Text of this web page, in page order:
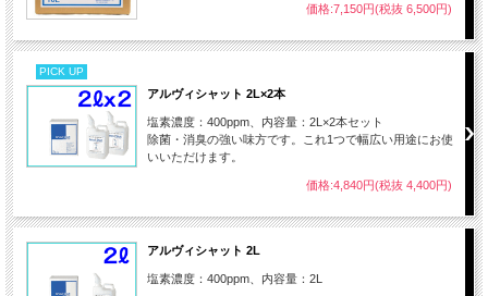
価格:7,150円(税抜 6,500円)
PICK UP
アルヴィシャット 2L×2本
塩素濃度：400ppm、内容量：2L×2本セット
除菌・消臭の強い味方です。これ1つで幅広い用途にお使
いいただけます。
価格:4,840円(税抜 4,400円)
アルヴィシャット 2L
塩素濃度：400ppm、内容量：2L